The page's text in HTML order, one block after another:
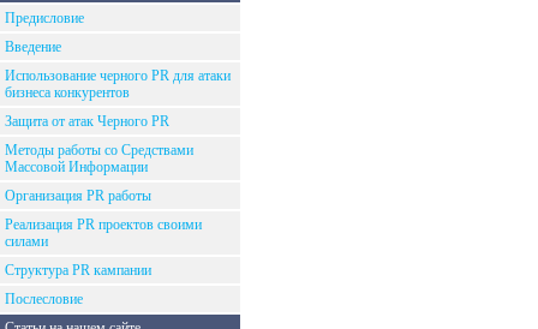
Предисловие
Введение
Использование черного PR для атаки
бизнеса конкурентов
Защита от атак Черного PR
Методы работы со Средствами
Массовой Информации
Организация PR работы
Реализация PR проектов своими
силами
Структура PR кампании
Послесловие